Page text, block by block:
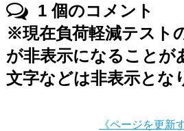
1個のコメント
※現在負荷軽減テスト
が非表示になること
文字などは非表示とな
《ページを更新